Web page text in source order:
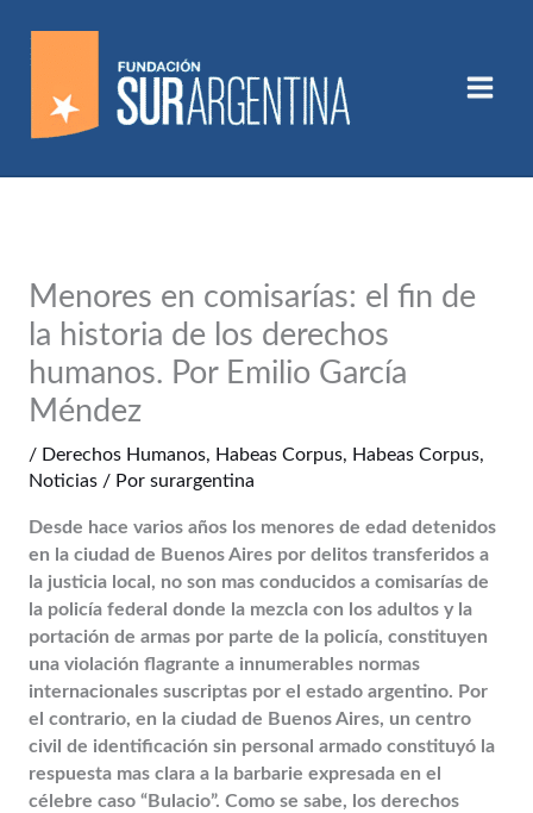
contenido
Menores en comisarías: el fin de
la historia de los derechos
humanos. Por Emilio García
Méndez
/ Derechos Humanos, Habeas Corpus, Habeas Corpus,
Noticias/ Por surargentina
Desde hace varios años los menores de edad detenidos
en la ciudad de Buenos Aires por delitos transferidos a
la justicia local, no son mas conducidos a comisarías de
la policía federal donde la mezcla con los adultos y la
portación de armas por parte de la policía, constituyen
una violación flagrante a innumerables normas
internacionales suscriptas por el estado argentino. Por
el contrario, en la ciudad de Buenos Aires, un centro
civil de identificación sin personal armado constituyó la
respuesta mas clara a la barbarie expresada en el
célebre caso “Bulacio”. Como se sabe, los derechos